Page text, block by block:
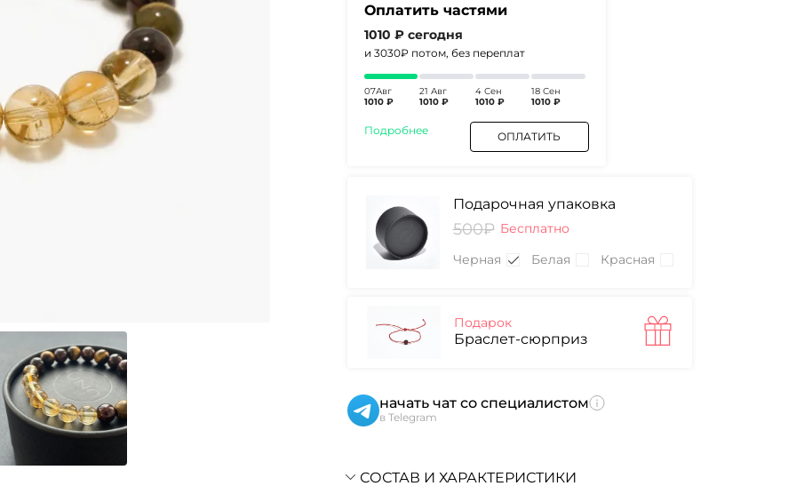
Оплатить частями
1010 ₽ сегодня
и 3030₽ потом, без переплат
07Авг
1010 ₽
21 Авг
1010 ₽
4 Сен
1010 ₽
18 Сен
1010 ₽
Подробнее ОПЛАТИТЬ
Подарочная упаковка
500₽ Бесплатно
Черная
Белая Красная
Подарок
Браслет-сюрприз
начать чат со специалистом
в Telegram
СОСТАВ И ХАРАКТЕРИСТИКИ